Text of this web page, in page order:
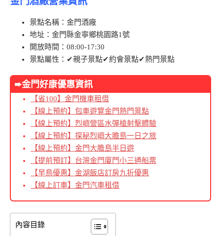
景點名稱：金門酒廠
地址：金門縣金寧鄉桃園路1號
開放時間：08:00-17:30
景點屬性：✔親子景點✔約會景點✔熱門景點
➨金門好康優惠資訊
【省100】金門機車租借
【線上預約】包車遊覽金門熱門景點
【線上預約】烈嶼營區水彈槍射擊體驗
【線上預約】探秘烈嶼大膽島一日之旅
【線上預約】金門大膽島半日遊
【提前預訂】台灣金門廈門小三通船票
【早鳥優惠】金湖飯店訂房九折優惠
【線上訂車】金門汽車租借
內容目錄